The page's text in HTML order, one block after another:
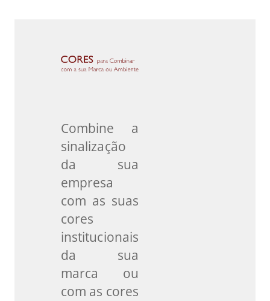
Combine a
sinalização
da sua
empresa
com as suas
cores
institucionais
da sua
marca ou
com as cores